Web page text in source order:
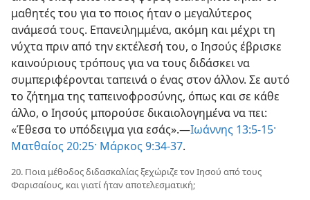
μαθητές του για το ποιος ήταν ο μεγαλύτερος
ανάμεσά τους. Επανειλημμένα, ακόμη και μέχρι τη
νύχτα πριν από την εκτέλεσή του, ο Ιησούς έβρισκε
καινούριους τρόπους για να τους διδάσκει να
συμπεριφέρονται ταπεινά ο ένας στον άλλον. Σε αυτό
το ζήτημα της ταπεινοφροσύνης, όπως και σε κάθε
άλλο, ο Ιησούς μπορούσε δικαιολογημένα να πει:
«Έθεσα το υπόδειγμα για εσάς».​—Ιωάννης 13:5-15·
Ματθαίος 20:25· Μάρκος 9:34-37.
20. Ποια μέθοδος διδασκαλίας ξεχώριζε τον Ιησού από τους
Φαρισαίους, και γιατί ήταν αποτελεσματική;